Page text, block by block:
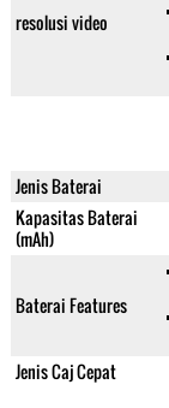
resolusi video
Jenis Baterai
Kapasitas Baterai
(mAh)
Baterai Features
Jenis Caj Cepat